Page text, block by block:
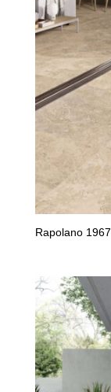
Rapolano 1967